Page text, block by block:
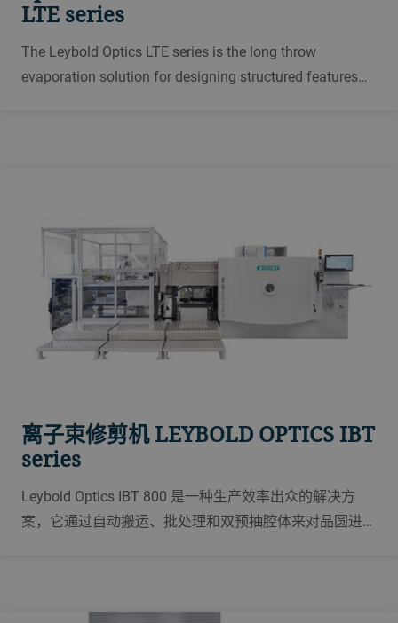
LTE series
The Leybold Optics LTE series is the long throw
evaporation solution for designing structured features
离子束修剪机 LEYBOLD OPTICS IBT
series
Leybold Optics IBT 800 是一种生产效率出众的解决方
案，它通过自动搬运、批处理和双预抽腔体来对晶圆进行